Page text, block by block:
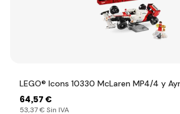
LEGO® Icons 10330 McLaren MP4/4 y
64,57 €
53,37 € Sin IVA